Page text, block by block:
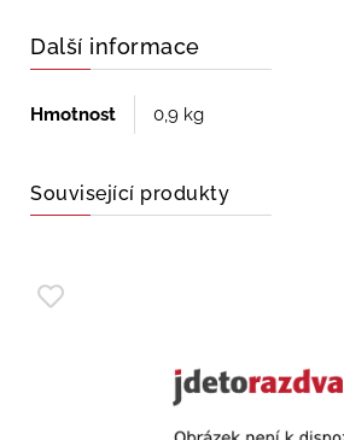
Další informace
Hmotnost 0,9 kg
Související produkty